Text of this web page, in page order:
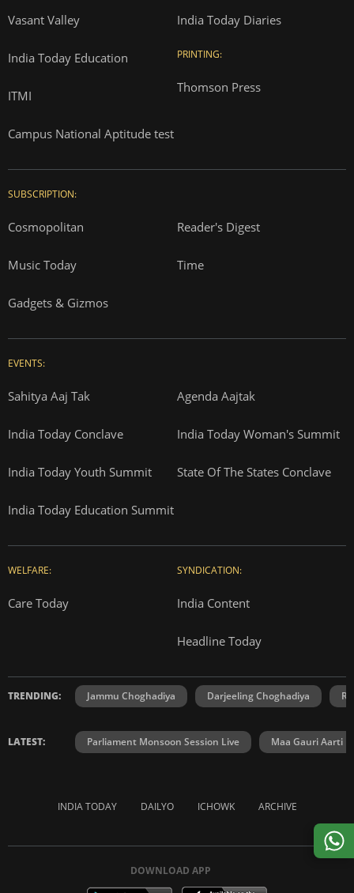
Vasant Valley
India Today Education
ITMI
Campus National Aptitude test
India Today Diaries
PRINTING:
Thomson Press
SUBSCRIPTION:
Cosmopolitan Reader's Digest
Music Today Time
Gadgets & Gizmos
EVENTS:
Sahitya Aaj Tak Agenda Aajtak
India Today Conclave India Today Woman's Summit
India Today Youth Summit State Of The States Conclave
India Today Education Summit
WELFARE:
Care Today
SYNDICATION:
India Content
Headline Today
TRENDING: Jammu Choghadiya Darjeeling Choghadiya
LATEST: Parliament Monsoon Session Live Maa Gauri Aarti
INDIA TODAY DAILYO ICHOWK ARCHIVE
DOWNLOAD APP